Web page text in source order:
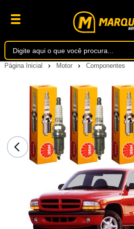
Página Inicial Motor Componentes